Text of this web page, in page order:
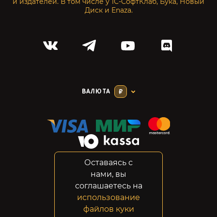
Диск и Enaza.
ВАЛЮТА ₽
Конфиденциальность
Возвраты
Правовая информация
Оставаясь с
нами, вы
соглашаетесь на
использование
файлов куки